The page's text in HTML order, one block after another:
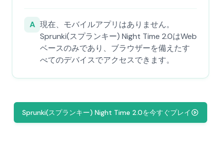
A 現在、モバイルアプリはありません。
Sprunki(スプランキー) Night Time 2.0はWeb
ベースのみであり、ブラウザーを備えたす
べてのデバイスでアクセスできます。
Sprunki(スプランキー) Night Time 2.0を今すぐプレイ